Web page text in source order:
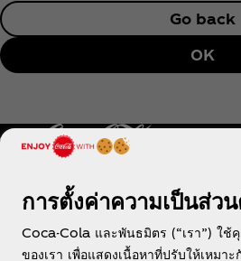
Go back
OK
ประเทศไ
การตั้งค่าความเป็นส่ว
Coca-Cola และพันธมิตร (“เรา”) ใช้คุ
ของเรา เพื่อแสดงเนื้อหาที่ปรับให้เหมา